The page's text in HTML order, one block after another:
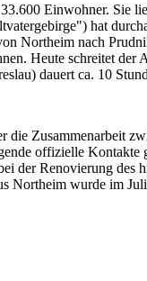
Einwohner. Sie
hat
Northeim nach
Heute schreitet
dauert ca. 10
die Zusammenarbeit
offizielle Kontakte
der Renovierung
Northeim wurde im